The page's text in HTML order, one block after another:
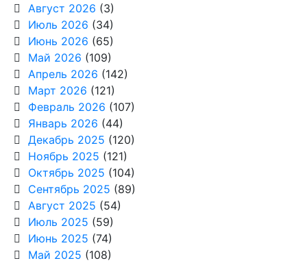
Август 2026 (3)
Июль 2026 (34)
Июнь 2026 (65)
Май 2026 (109)
Апрель 2026 (142)
Март 2026 (121)
Февраль 2026 (107)
Январь 2026 (44)
Декабрь 2025 (120)
Ноябрь 2025 (121)
Октябрь 2025 (104)
Сентябрь 2025 (89)
Август 2025 (54)
Июль 2025 (59)
Июнь 2025 (74)
Май 2025 (108)